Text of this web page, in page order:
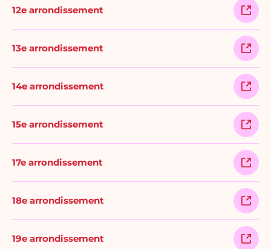
12e arrondissement
13e arrondissement
14e arrondissement
15e arrondissement
17e arrondissement
18e arrondissement
19e arrondissement